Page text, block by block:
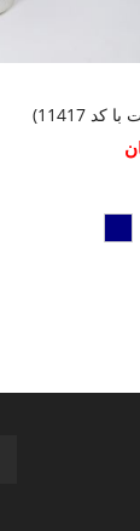
11417)